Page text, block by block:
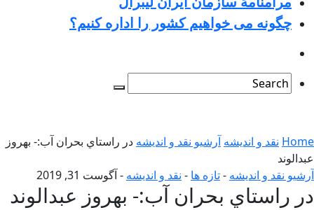
چگونه می خواهیم کشور را اداره کنیم؟
Home نقد و اندیشه آرشیو نقد و اندیشه در راستاي بحران آب:- بهروز
عبدالوند
آرشیو نقد و اندیشه -تازه ها - نقد و اندیشه -آگوست 31, 2019
در راستاي بحران آب:- بهروز عبدالوند